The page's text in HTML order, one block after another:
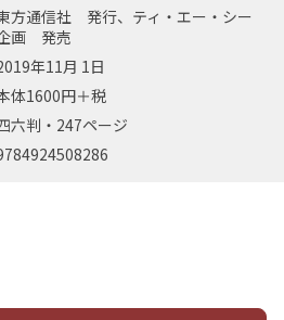
方通信社 発行、ティ・エー・シー
画 発売
年11月 1日
体1600円＋税
六判・247ページ